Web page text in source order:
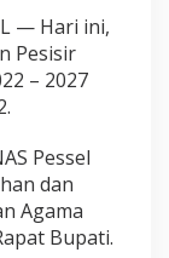
— Hari ini,
Pesisir
– 2027
Pessel
dan
Agama
Bupati.